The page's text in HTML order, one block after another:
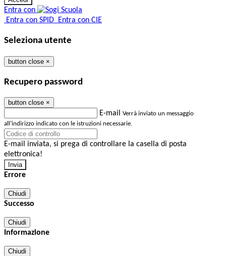
Entra con
Entra con SPID Entra con CIE
Seleziona utente
button close ×
Recupero password
button close ×
E-mail Verrà inviato un messaggio
all'indirizzo indicato con le istruzioni necessarie.
E-mail inviata, si prega di controllare la casella di posta
elettronica!
Errore
Chiudi
Successo
Chiudi
Informazione
Chiudi